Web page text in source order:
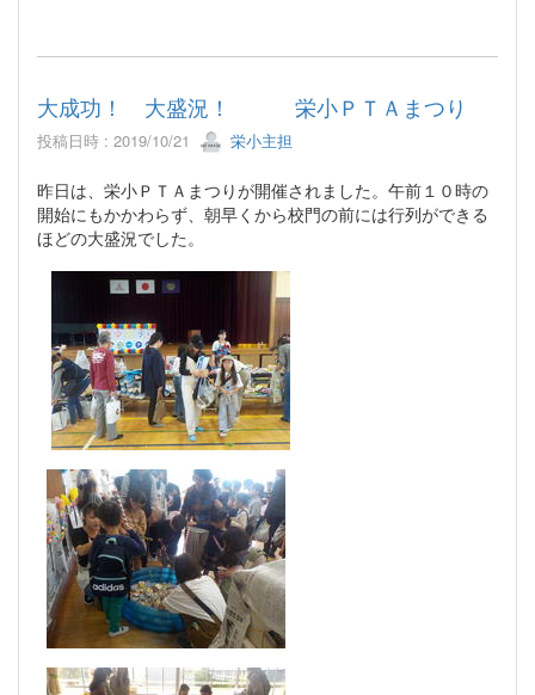
大成功！ 大盛況！ 栄小ＰＴＡまつり
投稿日時 : 2019/10/21 栄小主担
昨日は、栄小ＰＴＡまつりが開催されました。午前１０時の
開始にもかかわらず、朝早くから校門の前には行列ができる
ほどの大盛況でした。